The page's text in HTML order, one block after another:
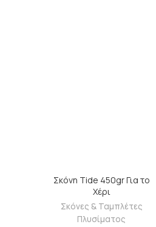
ΠΡΟΣΘΉΚΗ ΣΤΟ ΚΑΛΆΘΙ
Σκόνη Tide 450gr Για το
Χέρι
Σκόνες & Ταμπλέτες
Πλυσίματος